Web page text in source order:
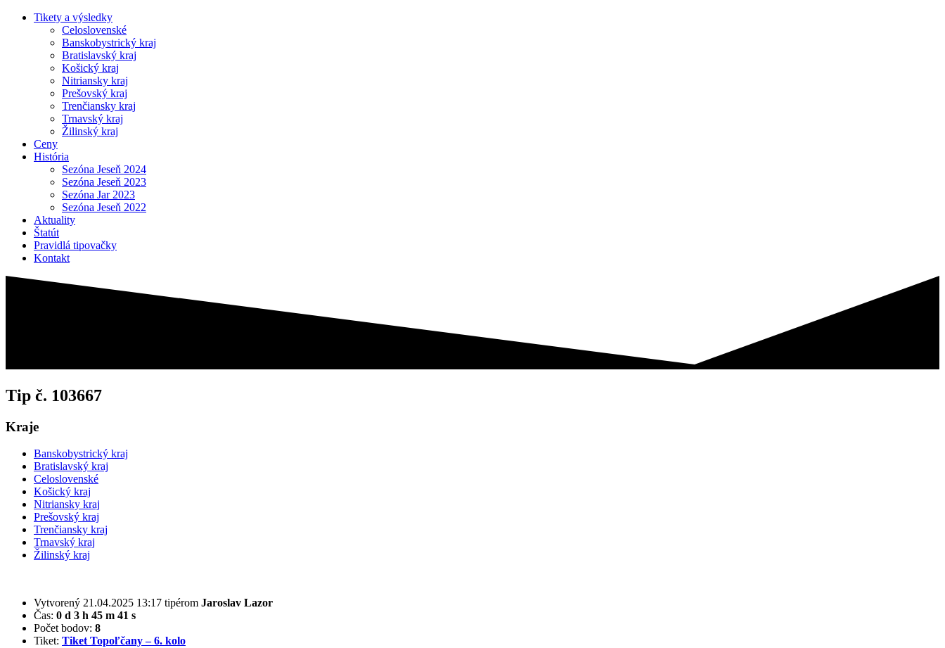
Tikety a výsledky
Celoslovenské
Banskobystrický kraj
Bratislavský kraj
Košický kraj
Nitriansky kraj
Prešovský kraj
Trenčiansky kraj
Trnavský kraj
Žilinský kraj
Ceny
História
Sezóna Jeseň 2024
Sezóna Jeseň 2023
Sezóna Jar 2023
Sezóna Jeseň 2022
Aktuality
Štatút
Pravidlá tipovačky
Kontakt
Tip č. 103667
Kraje
Banskobystrický kraj
Bratislavský kraj
Celoslovenské
Košický kraj
Nitriansky kraj
Prešovský kraj
Trenčiansky kraj
Trnavský kraj
Žilinský kraj
Vytvorený 21.04.2025 13:17 tipérom Jaroslav Lazor
Čas: 0 d 3 h 45 m 41 s
Počet bodov: 8
Tiket: Tiket Topoľčany – 6. kolo